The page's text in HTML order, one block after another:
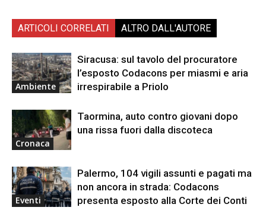
ARTICOLI CORRELATI ALTRO DALL'AUTORE
Ambiente
Siracusa: sul tavolo del procuratore
l’esposto Codacons per miasmi e aria
irrespirabile a Priolo
Cronaca
Taormina, auto contro giovani dopo
una rissa fuori dalla discoteca
Eventi
Palermo, 104 vigili assunti e pagati ma
non ancora in strada: Codacons
presenta esposto alla Corte dei Conti